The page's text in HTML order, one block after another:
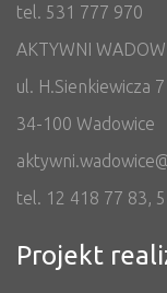
tel. 531 777 970
AKTYWNI
ul. H.Sienkiewicza 7
34-100 Wadowice
tel. 12 418 77 83,
Projekt